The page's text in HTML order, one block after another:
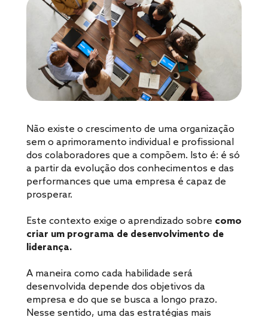
Não existe o crescimento de uma organização
sem o aprimoramento individual e profissional
dos colaboradores que a compõem. Isto é: é só
a partir da evolução dos conhecimentos e das
performances que uma empresa é capaz de
prosperar.
Este contexto exige o aprendizado sobre como
criar um programa de desenvolvimento de
liderança.
A maneira como cada habilidade será
desenvolvida depende dos objetivos da
empresa e do que se busca a longo prazo.
Nesse sentido, uma das estratégias mais